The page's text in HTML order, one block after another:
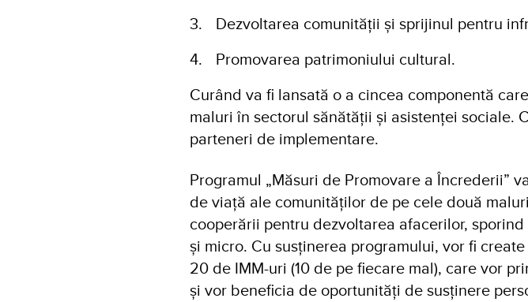
Dezvoltarea comunității și sprijinul pentru
Promovarea patrimoniului cultural.
Curând va fi lansată o a cincea componentă
maluri în sectorul sănătății și asistenței sociale.
parteneri de implementare.
Programul „Măsuri de Promovare a Încrederii”
de viață ale comunităților de pe cele două
cooperării pentru dezvoltarea afacerilor,
și micro. Cu susținerea programului, vor fi
20 de IMM-uri (10 de pe fiecare mal), care vor
și vor beneficia de oportunități de susținere